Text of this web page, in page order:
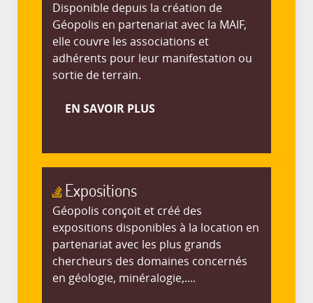
Disponible depuis la création de
Géopolis en partenariat avec la MAIF,
elle couvre les associations et
adhérents pour leur manifestation ou
sortie de terrain.
EN SAVOIR PLUS
Expositions
Géopolis conçoit et créé des
expositions disponibles à la location en
partenariat avec les plus grands
chercheurs des domaines concernés
en géologie, minéralogie,....